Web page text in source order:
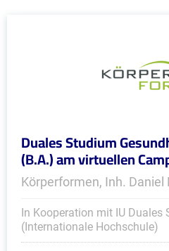
Duales Studium
(B.A.) am virtuellen
Körperformen, Inh. Daniel
In Kooperation mit IU Duales
(Internationale Hochschule)